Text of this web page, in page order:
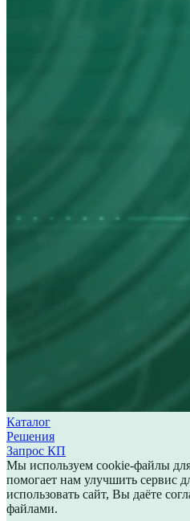
Каталог
Решения
Запрос КП
Мы используем cookie-файлы
помогает нам улучшить сервис
использовать сайт, Вы даёте
файлами.